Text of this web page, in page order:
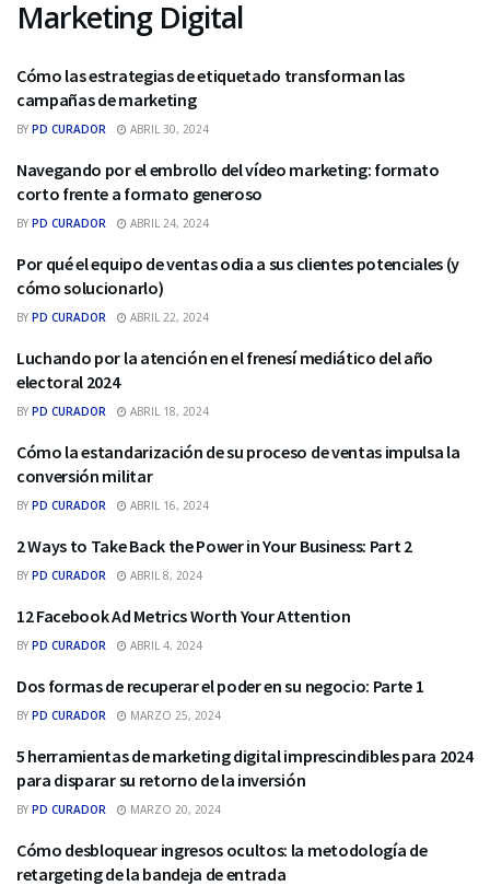
Marketing Digital
MARKETING DIGITAL
Cómo las estrategias de etiquetado transforman las
campañas de marketing
BY PD CURADOR ABRIL 30, 2024
MARKETING DIGITAL
Navegando por el embrollo del vídeo marketing: formato
corto frente a formato generoso
BY PD CURADOR ABRIL 24, 2024
MARKETING DIGITAL
Por qué el equipo de ventas odia a sus clientes potenciales (y
cómo solucionarlo)
BY PD CURADOR ABRIL 22, 2024
MARKETING DIGITAL
Luchando por la atención en el frenesí mediático del año
electoral 2024
BY PD CURADOR ABRIL 18, 2024
MARKETING DIGITAL
Cómo la estandarización de su proceso de ventas impulsa la
conversión militar
BY PD CURADOR ABRIL 16, 2024
MARKETING DIGITAL
2 Ways to Take Back the Power in Your Business: Part 2
BY PD CURADOR ABRIL 8, 2024
MARKETING DIGITAL
12 Facebook Ad Metrics Worth Your Attention
BY PD CURADOR ABRIL 4, 2024
MARKETING DIGITAL
Dos formas de recuperar el poder en su negocio: Parte 1
BY PD CURADOR MARZO 25, 2024
MARKETING DIGITAL
5 herramientas de marketing digital imprescindibles para 2024
para disparar su retorno de la inversión
BY PD CURADOR MARZO 20, 2024
MARKETING DIGITAL
Cómo desbloquear ingresos ocultos: la metodología de
retargeting de la bandeja de entrada